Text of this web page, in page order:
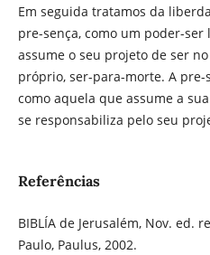
Em seguida tratamos da
pre-sença, como um poder-
assume o seu projeto de ser
próprio, ser-para-morte. A
como aquela que assume a
se responsabiliza pelo seu
Referências
BIBLÍA de Jerusalém, Nov. ed.
Paulo, Paulus, 2002.